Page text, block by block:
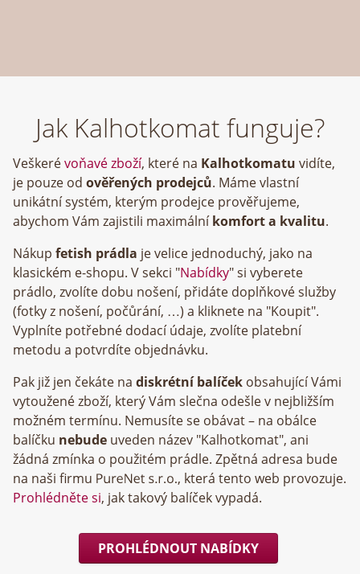
Jak Kalhotkomat funguje?
Veškerévoňavé zboží, které na Kalhotkomatu vidíte,
je pouze od ověřených prodejců. Máme vlastní
unikátní systém, kterým prodejce prověřujeme,
abychom Vám zajistili maximálníkomfort a kvalitu.
Nákup fetish prádla je velice jednoduchý, jako na
klasickém e-shopu. V sekci "Nabídky" si vyberete
prádlo, zvolíte dobu nošení, přidáte doplňkové služby
(fotky z nošení, počůrání, …) a kliknete na "Koupit".
Vyplníte potřebné dodací údaje, zvolíte platební
metodu a potvrdíte objednávku.
Pak již jen čekáte na diskrétní balíček obsahující Vámi
vytoužené zboží, který Vám slečna odešle v nejbližším
možném termínu. Nemusíte se obávat – na obálce
balíčku nebude uveden název "Kalhotkomat", ani
žádná zmínka o použitém prádle. Zpětná adresa bude
na naši firmu
, která tento web provozuje.
Prohlédněte si, jak takový balíček vypadá.
PROHLÉDNOUT NABÍDKY